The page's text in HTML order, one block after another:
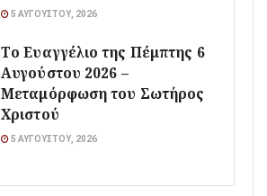
5 ΑΥΓΟΎΣΤΟΥ, 2026
Το Ευαγγέλιο της Πέμπτης 6
Αυγούστου 2026 –
Μεταμόρφωση του Σωτήρος
Χριστού
5 ΑΥΓΟΎΣΤΟΥ, 2026